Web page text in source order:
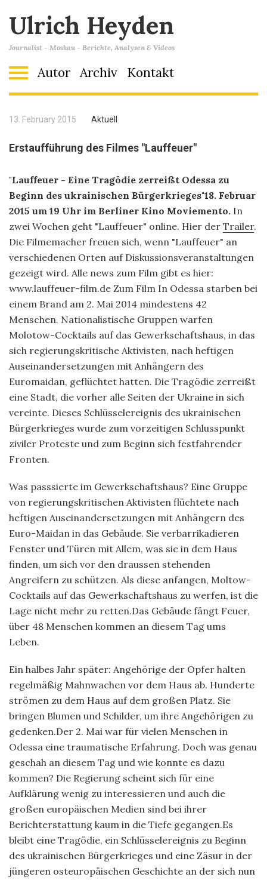
Ulrich Heyden
Journalist - Moskau - Berichte, Analysen & Videos
Autor Archiv Kontakt
13. February 2015 Aktuell
Erstaufführung des Filmes "Lauffeuer"
"Lauffeuer - Eine Tragödie zerreißt Odessa zu
Beginn des ukrainischen Bürgerkrieges"18. Februar
2015 um 19 Uhr im Berliner Kino Moviemento. In
zwei Wochen geht "Lauffeuer" online. Hier der Trailer.
Die Filmemacher freuen sich, wenn "Lauffeuer" an
verschiedenen Orten auf Diskussionsveranstaltungen
gezeigt wird. Alle news zum Film gibt es hier:
www.lauffeuer-film.de Zum Film In Odessa starben bei
einem Brand am 2. Mai 2014 mindestens 42
Menschen. Nationalistische Gruppen warfen
Molotow-Cocktails auf das Gewerkschaftshaus, in das
sich regierungskritische Aktivisten, nach heftigen
Auseinandersetzungen mit Anhängern des
Euromaidan, geflüchtet hatten. Die Tragödie zerreißt
eine Stadt, die vorher alle Seiten der Ukraine in sich
vereinte. Dieses Schlüsselereignis des ukrainischen
Bürgerkrieges wurde zum vorzeitigen Schlusspunkt
ziviler Proteste und zum Beginn sich festfahrender
Fronten.
Was passsierte im Gewerkschaftshaus? Eine Gruppe
von regierungskritischen Aktivisten flüchtete nach
heftigen Auseinandersetzungen mit Anhängern des
Euro-Maidan in das Gebäude. Sie verbarrikadieren
Fenster und Türen mit Allem, was sie in dem Haus
finden, um sich vor den draussen stehenden
Angreifern zu schützen. Als diese anfangen, Moltow-
Cocktails auf das Gewerkschaftshaus zu werfen, ist die
Lage nicht mehr zu retten.Das Gebäude fängt Feuer,
über 48 Menschen kommen an diesem Tag ums
Leben.
Ein halbes Jahr später: Angehörige der Opfer halten
regelmäßig Mahnwachen vor dem Haus ab. Hunderte
strömen zu dem Haus auf dem großen Platz. Sie
bringen Blumen und Schilder, um ihre Angehörigen zu
gedenken.Der 2. Mai war für vielen Menschen in
Odessa eine traumatische Erfahrung. Doch was genau
geschah an diesem Tag und wie konnte es dazu
kommen? Die Regierung scheint sich für eine
Aufklärung wenig zu interessieren und auch die
großen europäischen Medien sind bei ihrer
Berichterstattung kaum in die Tiefe gegangen.Es
bleibt eine Tragödie, ein Schlüsselereignis zu Beginn
des ukrainischen Bürgerkrieges und eine Zäsur in der
jüngeren osteuropäischen Geschichte an der sich nun